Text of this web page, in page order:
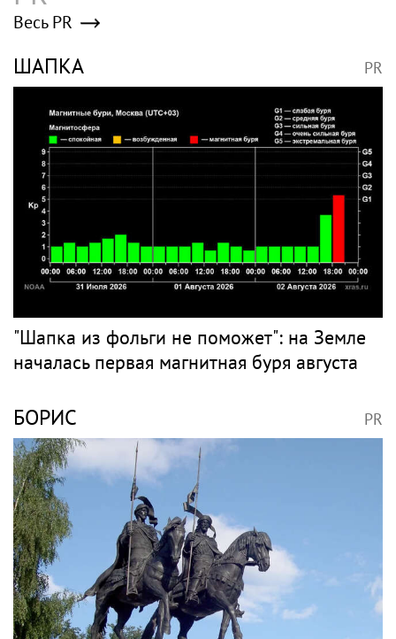
Весь PR
ШАПКА PR
"Шапка из фольги не поможет": на Земле
началась первая магнитная буря августа
БОРИС PR